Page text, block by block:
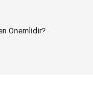
Önemlidir?